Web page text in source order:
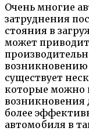
Очень многие
затруднения
стояния в
может
возникновению
существует
которые можно
возникновения
более
автомобиля в